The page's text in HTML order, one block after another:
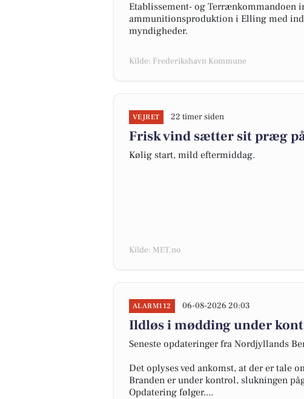
Etablissement- og Terrænkommandoen
ammunitionsproduktion i Elling med
myndigheder.
Kilde: Frederikshavn Kommune
VEJRET 22 timer siden
Frisk vind sætter sit præg
Kølig start, mild eftermiddag.
Kilde: MET.no
ALARM112 06-08-2026 20:03
Ildløs i mødding under
Seneste opdateringer fra Nordjyllands
Det oplyses ved ankomst, at der er tale
Branden er under kontrol, slukningen
Opdatering følger....